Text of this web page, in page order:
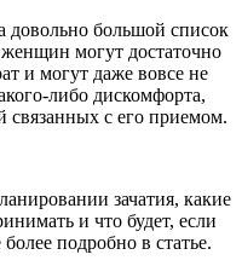
довольно большой список
могут достаточно
и могут даже вовсе не
либо дискомфорта,
с его приемом.
зачатия, какие
и что будет, если
подробно в статье.